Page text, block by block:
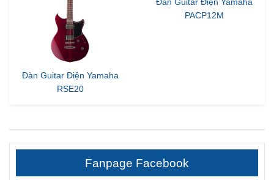
Đàn Guitar Điện Yamaha
RSE20
Đàn Guitar Điện Yamaha
PACP12M
Fanpage Facebook